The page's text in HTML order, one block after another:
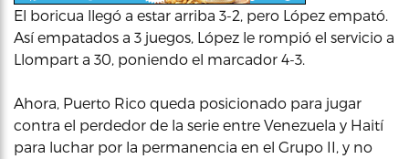
El boricua llegó a estar arriba 3-2, pero López empató.
Así empatados a 3 juegos, López le rompió el servicio a
Llompart a 30, poniendo el marcador 4-3.
Ahora, Puerto Rico queda posicionado para jugar
contra el perdedor de la serie entre Venezuela y Haití
para luchar por la permanencia en el Grupo II, y no